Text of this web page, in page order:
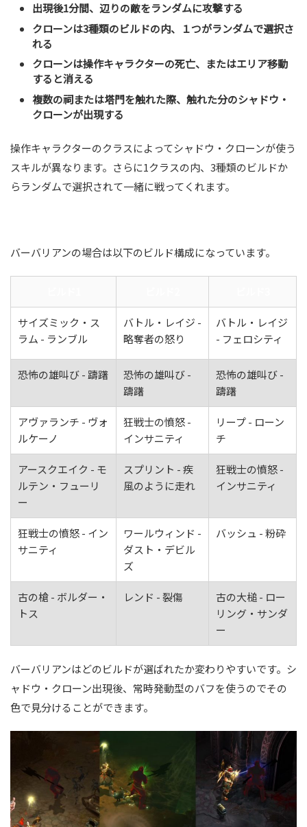
出現後1分間、辺りの敵をランダムに攻撃する
クローンは3種類のビルドの内、１つがランダムで選択さ
れる
クローンは操作キャラクターの死亡、またはエリア移動
すると消える
複数の祠または塔門を触れた際、触れた分のシャドウ・
クローンが出現する
操作キャラクターのクラスによってシャドウ・クローンが使う
スキルが異なります。さらに1クラスの内、3種類のビルドか
らランダムで選択されて一緒に戦ってくれます。
バーバリアンの場合は以下のビルド構成になっています。
サイズミック・ス
ラム - ランブル
バトル・レイジ -
略奪者の怒り
バトル・レイジ
- フェロシティ
恐怖の雄叫び - 躊躇
恐怖の雄叫び -
躊躇
恐怖の雄叫び -
躊躇
アヴァランチ - ヴォ
ルケーノ
狂戦士の憤怒 -
インサニティ
リープ - ローン
チ
アースクエイク - モ
ルテン・フューリ
ー
スプリント - 疾
風のように走れ
狂戦士の憤怒 -
インサニティ
狂戦士の憤怒 - イン
サニティ
ワールウィンド -
ダスト・デビル
ズ
バッシュ - 粉砕
古の槍 - ボルダー・
トス
レンド - 裂傷
古の大槌 - ロー
リング・サンダ
ー
バーバリアンはどのビルドが選ばれたか変わりやすいです。シ
ャドウ・クローン出現後、常時発動型のバフを使うのでその
色で見分けることができます。